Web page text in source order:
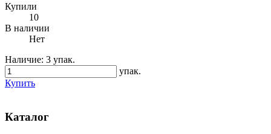
Купили
10
В наличии
Нет
Наличие: 3 упак.
упак.
Купить
Каталог